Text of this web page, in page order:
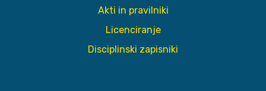
Akti in pravilniki
Licenciranje
Disciplinski zapisniki